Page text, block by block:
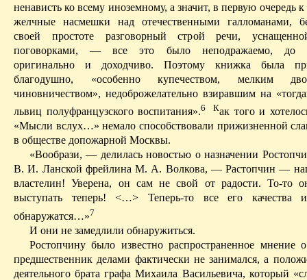
ненависть ко всему иноземному, а значит, в первую очередь
желчные насмешки над отечественными галломанами,
своей простоте разговорный строй речи,
поговорками, — все это было неподражаемо, до
оригинально и доходчиво. Поэтому книжка была
благодушно, «особенно купечеством, мелким
чиновничеством», недоброжелательно взиравшим на
львиц полуфранцузского воспитания».6 Как того и
«Мысли вслух…» немало способствовали прижизненной
в обществе допожарной Москвы.
«Вообрази, — делилась новостью о назначении
В. И. Ланской фрейлина М. А. Волкова, — Растопчин —
властелин!Уверена, он сам не свой от радости. То-то
выступать теперь! <…> Теперь-то все его качества и
обнаружатся…»7
И они не замедлили обнаружиться.
Ростопчину было известно распространенное мнение
предшественник делами фактически не занимался, а
деятельного брата графа Михаила Васильевича, который